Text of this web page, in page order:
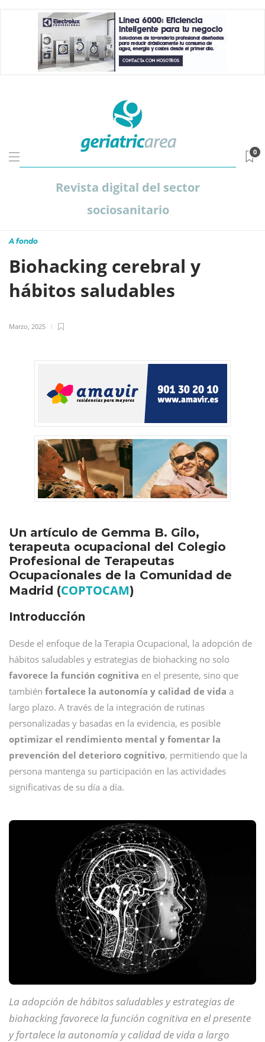
Revista digital del sector
sociosanitario
0
A fondo
Biohacking cerebral y
hábitos saludables
Marzo, 2025
Un artículo de Gemma B. Gilo,
terapeuta ocupacional del Colegio
Profesional de Terapeutas
Ocupacionales de la Comunidad de
Madrid (COPTOCAM)
Introducción
Desde el enfoque de la Terapia Ocupacional, la adopción de
hábitos saludables y estrategias de biohacking no solo
favorece la función cognitiva en el presente, sino que
también fortalece la autonomía y calidad de vida a
largo plazo. A través de la integración de rutinas
personalizadas y basadas en la evidencia, es posible
optimizar el rendimiento mental y fomentar la
prevención del deterioro cognitivo, permitiendo que la
persona mantenga su participación en las actividades
significativas de su día a día.
La adopción de hábitos saludables y estrategias de
biohacking favorece la función cognitiva en el presente
y fortalece la autonomía y calidad de vida a largo